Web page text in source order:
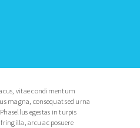
vitae condimentum
magna, consequat sed urna
egestas in turpis
arcu ac posuere